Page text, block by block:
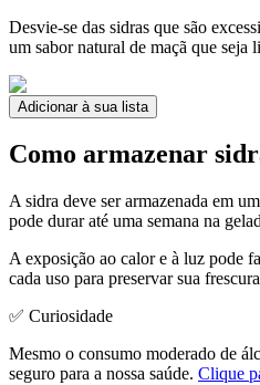
Desvie-se das sidras que são
um sabor natural de maçã que seja
Adicionar à sua lista
Como armazenar
A sidra deve ser armazenada em
pode durar até uma semana na
A exposição ao calor e à luz pode
cada uso para preservar sua
✅ Curiosidade
Mesmo o consumo moderado de
seguro para a nossa saúde. Clique